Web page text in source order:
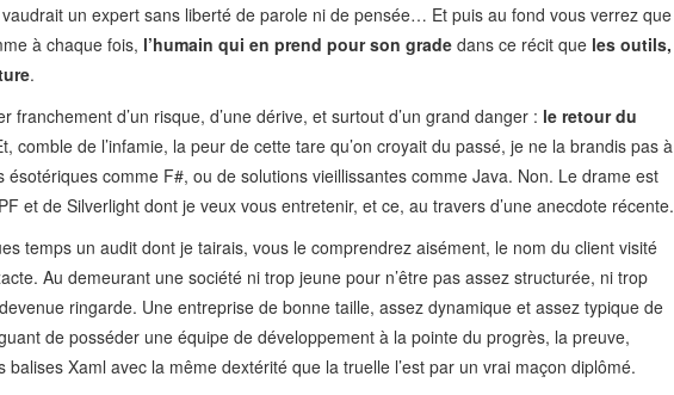
un expert sans liberté de parole ni de pensée… Et puis au fond vous verrez que
à chaque fois, l’humain qui en prend pour son grade dans ce récit que les outils,
.
franchement d’un risque, d’une dérive, et surtout d’un grand danger : le retour du
comble de l’infamie, la peur de cette tare qu’on croyait du passé, je ne la brandis pas à
ésotériques comme F#, ou de solutions vieillissantes comme Java. Non. Le drame est
et de Silverlight dont je veux vous entretenir, et ce, au travers d’une anecdote récente.
temps un audit dont je tairais, vous le comprendrez aisément, le nom du client visité
Au demeurant une société ni trop jeune pour n’être pas assez structurée, ni trop
ringarde. Une entreprise de bonne taille, assez dynamique et assez typique de
de posséder une équipe de développement à la pointe du progrès, la preuve,
balises Xaml avec la même dextérité que la truelle l’est par un vrai maçon diplômé.